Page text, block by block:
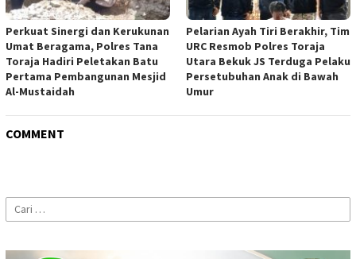
Perkuat Sinergi dan Kerukunan
Umat Beragama, Polres Tana
Toraja Hadiri Peletakan Batu
Pertama Pembangunan Mesjid
Al-Mustaidah
Pelarian Ayah Tiri Berakhir, Tim
URC Resmob Polres Toraja
Utara Bekuk JS Terduga Pelaku
Persetubuhan Anak di Bawah
Umur
COMMENT
Cari
untuk: